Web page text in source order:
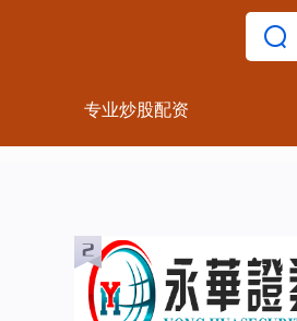
专业炒股配资